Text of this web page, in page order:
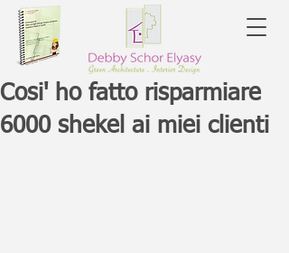
Cosi' ho fatto risparmiare
6000 shekel ai miei clienti